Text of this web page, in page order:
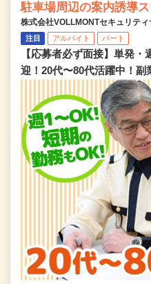
駐車場周辺の案内誘導
株式会社VOLLMONTセキュリテ
注目 アルバイト パート
【応募者必ず面接】単発
迎！20代〜80代活躍中！副